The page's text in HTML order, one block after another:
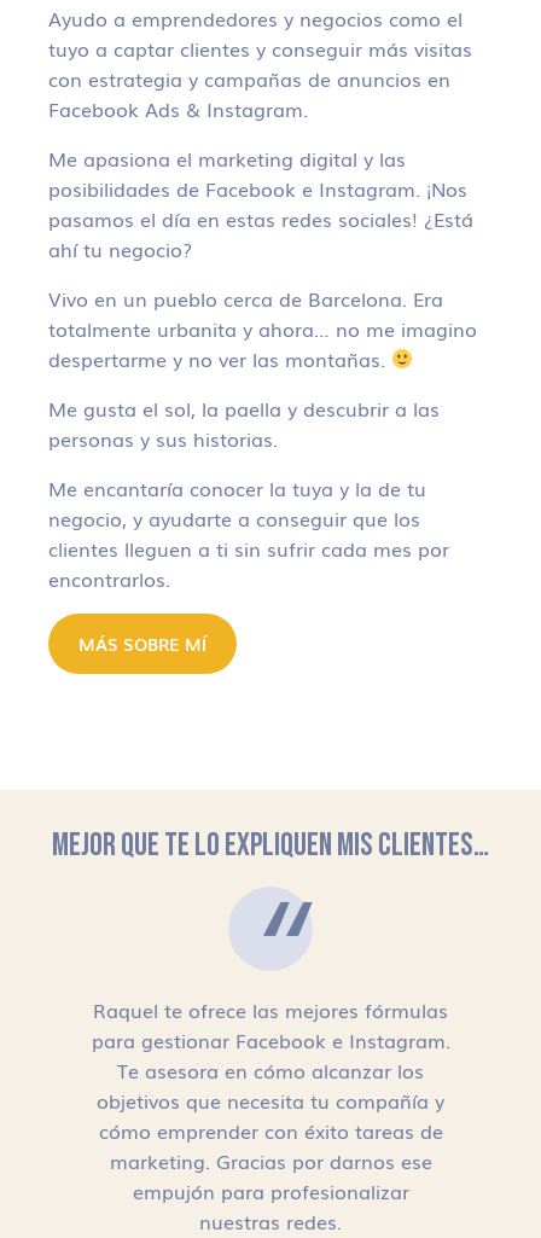
Ayudo a emprendedores y negocios como el
tuyo a captar clientes y conseguir más visitas
con estrategia y campañas de anuncios en
Facebook Ads & Instagram.
Me apasiona el marketing digital y las
posibilidades de Facebook e Instagram. ¡Nos
pasamos el día en estas redes sociales! ¿Está
ahí tu negocio?
Vivo en un pueblo cerca de Barcelona. Era
totalmente urbanita y ahora… no me imagino
despertarme y no ver las montañas.
Me gusta el sol, la paella y descubrir a las
personas y sus historias.
Me encantaría conocer la tuya y la de tu
negocio, y ayudarte a conseguir que los
clientes lleguen a ti sin sufrir cada mes por
encontrarlos.
MÁS SOBRE MÍ
MEJOR QUE TE LO EXPLIQUEN MIS CLIENTES…
Raquel te ofrece las mejores fórmulas
para gestionar Facebook e Instagram.
Te asesora en cómo alcanzar los
objetivos que necesita tu compañía y
cómo emprender con éxito tareas de
marketing. Gracias por darnos ese
empujón para profesionalizar
nuestras redes.